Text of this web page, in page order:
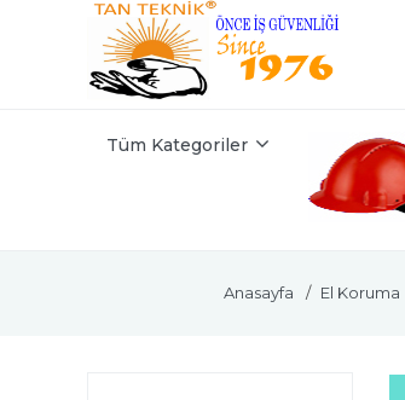
Tüm Kategoriler
Anasayfa El Koruma